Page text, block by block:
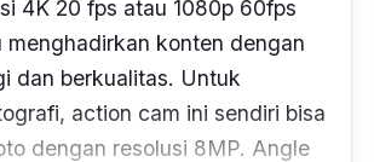
4K 20 fps atau 1080p 60fps
menghadirkan konten dengan
dan berkualitas. Untuk
action cam ini sendiri bisa
dengan resolusi 8MP. Angle